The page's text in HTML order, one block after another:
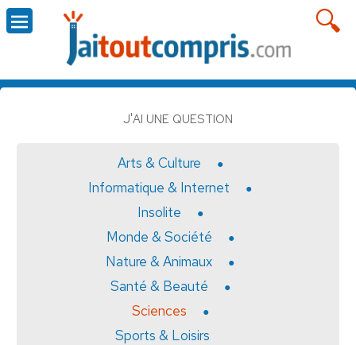
J'AI UNE QUESTION
Arts & Culture
Informatique & Internet
Insolite
Monde & Société
Nature & Animaux
Santé & Beauté
Sciences
Sports & Loisirs